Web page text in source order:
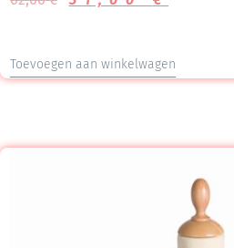
Toevoegen aan winkelwagen